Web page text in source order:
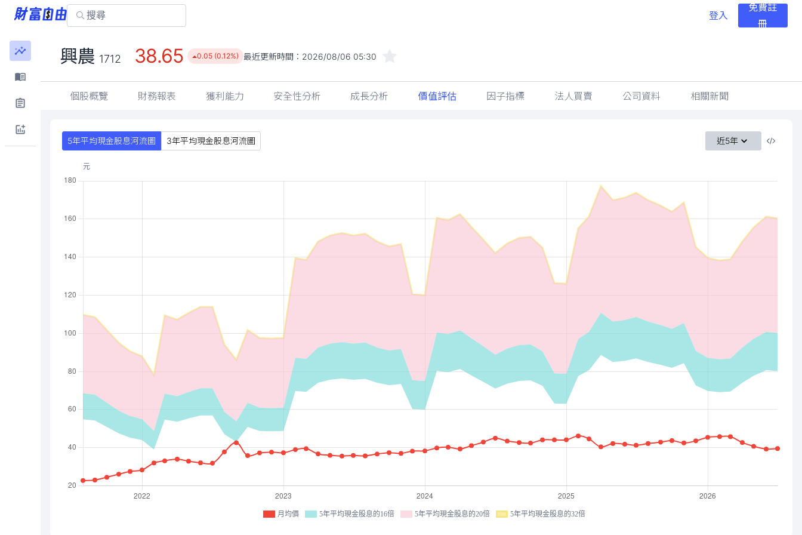
登入
免費註
冊
興農 1712 38.65 0.05 (0.12%) 最近更新時間： 2026/08/06 05:30
個股概覽 財務報表 獲利能力 安全性分析 成長分析 價值評估 因子指標 法人買賣 公司資料 相關新聞
5年平均現金股息河流圖 3年平均現金股息河流圖 近5年
月均價 5年平均現金股息的16倍 5年平均現金股息的20倍 5年平均現金股息的32倍